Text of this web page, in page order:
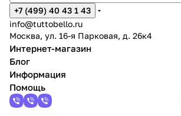
+7 (499) 40 43 1 43
info@tuttobello.ru
Москва, ул. 16-я Парковая, д. 26к4
Интернет-магазин
Блог
Информация
Помощь